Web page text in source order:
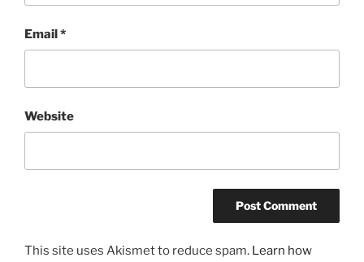
Email*
Website
This site uses Akismet to reduce spam. Learn how